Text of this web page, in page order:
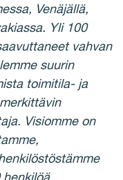
Venäjällä,
Yli 100
vahvan
suurin
toimitila- ja
Visiomme on
henkilöä